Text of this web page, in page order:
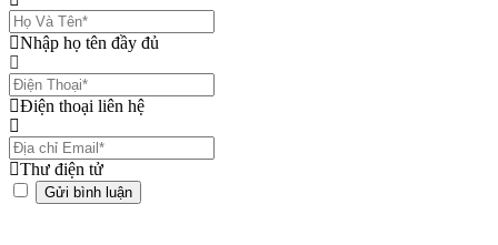
Nhập họ tên đầy đủ
Điện thoại liên hệ
Thư điện tử